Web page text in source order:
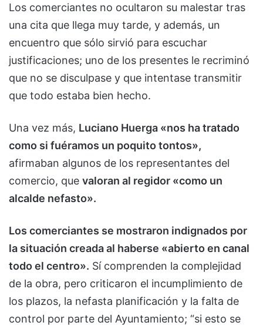
Los comerciantes no ocultaron su malestar tras
una cita que llega muy tarde, y además, un
encuentro que sólo sirvió para escuchar
justificaciones; uno de los presentes le recriminó
que no se disculpase y que intentase transmitir
que todo estaba bien hecho.
Una vez más, Luciano Huerga «nos ha tratado
como si fuéramos un poquito tontos»,
afirmaban algunos de los representantes del
comercio, que valoran al regidor «como un
alcalde nefasto».
Los comerciantes se mostraron indignados por
la situación creada al haberse «abierto en canal
todo el centro». Sí comprenden la complejidad
de la obra, pero criticaron el incumplimiento de
los plazos, la nefasta planificación y la falta de
control por parte del Ayuntamiento; “si esto se